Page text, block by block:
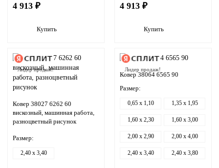
4 913 ₽
Купить
4 913 ₽
Купить
Лидер продаж!
Ковер 38027 6262 60
вискозный, машинная работа,
разноцветный рисунок
Размер:
2,40 x 3,40
Лидер продаж!
Ковер 38064 6565 90
Размер:
0,65 x 1,10 1,35 x 1,95
1,60 x 2,30 1,60 x 3,00
2,00 x 2,90 2,00 x 4,00
2,40 x 3,40 2,40 x 3,80